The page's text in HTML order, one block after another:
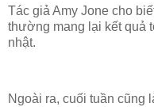
Tác giả Amy Jone cho
thường mang lại kết quả
nhật.
Ngoài ra, cuối tuần cũng